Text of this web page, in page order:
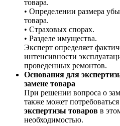
товара.
• Определении размера
товара.
• Страховых спорах.
• Разделе имущества.
Эксперт определяет
интенсивности
проведенных ремонтов.
Основания для
замене товара
При решении вопроса о
также может потребоваться
экспертизы товаров в
необходимостью.